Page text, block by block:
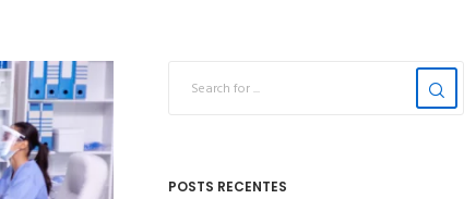
POSTS RECENTES